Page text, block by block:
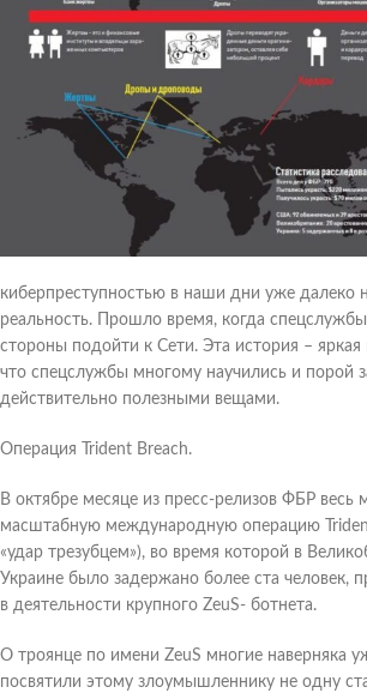
киберпреступностью в наши дни уже далеко
реальность. Прошло время, когда спецслужбы
стороны подойти к Сети. Эта история – яркая
что спецслужбы многому научились и порой
действительно полезными вещами.
Операция Trident Breach.
В октябре месяце из пресс-релизов ФБР весь
масштабную международную операцию
«удар трезубцем»), во время которой в
Украине было задержано более ста человек,
в деятельности крупного ZeuS- ботнета.
О троянце по имени ZeuS многие наверняка
посвятили этому злоумышленнику не одну